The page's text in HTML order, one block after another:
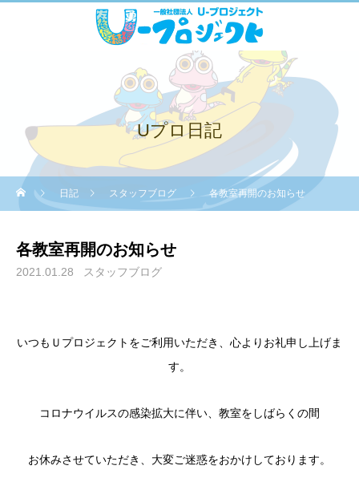
Uプロ日記
日記 スタッフブログ 各教室再開のお知らせ
各教室再開のお知らせ
2021.01.28 スタッフブログ
いつもＵプロジェクトをご利用いただき、心よりお礼申し上げま
す。
コロナウイルスの感染拡大に伴い、教室をしばらくの間
お休みさせていただき、大変ご迷惑をおかけしております。